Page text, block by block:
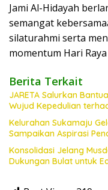
Jami Al-Hidayah
semangat
silaturahmi serta
momentum Hari
Berita Terkait
JARETA Salurkan
Wujud Kepedulian
Kelurahan Sukamaju
Sampaikan Aspirasi
Konsolidasi Jelang
Dukungan Bulat untuk